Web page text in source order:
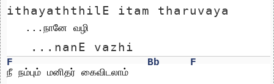
ithayaththilE itam tharuvaya
   ...நானே வழி
   ...nanE vazhi
F Bb
F
நீ நம்பும் மனிதர் கைவிடலாம்